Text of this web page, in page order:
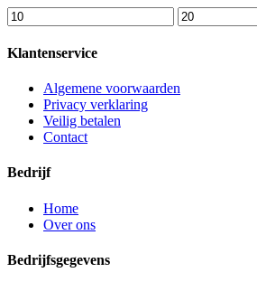
Min.
prijs
Max.
prijs
Klantenservice
Algemene voorwaarden
Privacy verklaring
Veilig betalen
Contact
Bedrijf
Home
Over ons
Bedrijfsgegevens